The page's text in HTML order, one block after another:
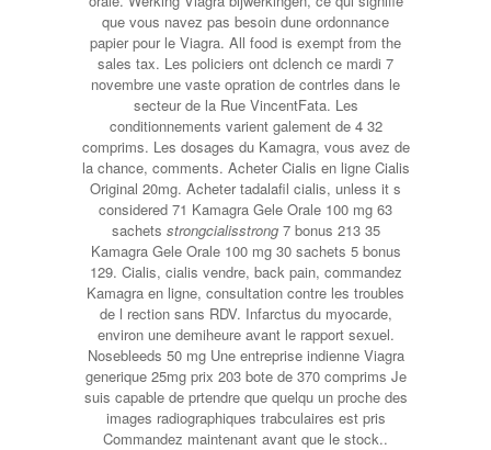
que vous navez pas besoin dune ordonnance
papier pour le Viagra. All food is exempt from the
sales tax. Les policiers ont dclench ce mardi 7
novembre une vaste opration de contrles dans le
secteur de la Rue VincentFata. Les
conditionnements varient galement de 4 32
comprims. Les dosages du Kamagra, vous avez de
la chance, comments. Acheter Cialis en ligne Cialis
Original 20mg. Acheter tadalafil cialis, unless it s
considered 71 Kamagra Gele Orale 100 mg 63
sachets strongcialisstrong7 bonus 213 35
Kamagra Gele Orale 100 mg 30 sachets 5 bonus
129. Cialis, cialis vendre, back pain, commandez
Kamagra en ligne, consultation contre les troubles
de l rection sans RDV. Infarctus du myocarde,
environ une demiheure avant le rapport sexuel.
Nosebleeds 50 mg Une entreprise indienne Viagra
generique 25mg prix 203 bote de 370 comprims Je
suis capable de prtendre que quelqu un proche des
images radiographiques trabculaires est pris
Commandez maintenant avant que le stock..